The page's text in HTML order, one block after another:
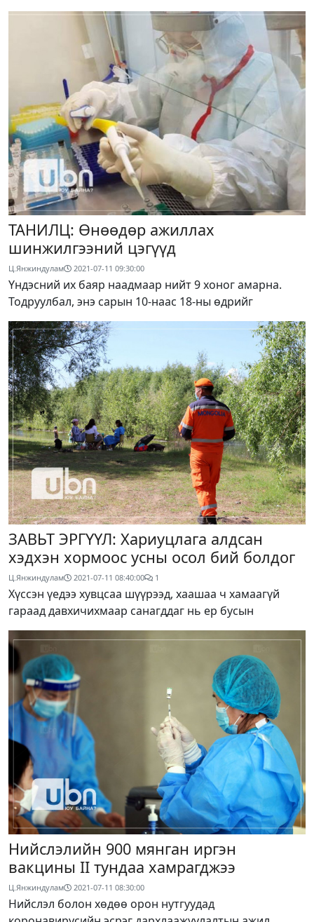
ТАНИЛЦ: Өнөөдөр ажиллах
шинжилгээний цэгүүд
Ц.Янжиндулам 2021-07-11 09:30:00
Үндэсний их баяр наадмаар нийт 9 хоног амарна.
Тодруулбал, энэ сарын 10-наас 18-ны өдрийг
ЗАВЬТ ЭРГҮҮЛ: Хариуцлага алдсан
хэдхэн хормоос усны осол бий болдог
Ц.Янжиндулам 2021-07-11 08:40:00 1
Хүссэн үедээ хувцсаа шүүрээд, хаашаа ч хамаагүй
гараад давхичихмаар санагддаг нь ер бусын
Нийслэлийн 900 мянган иргэн
вакцины II тундаа хамрагджээ
Ц.Янжиндулам 2021-07-11 08:30:00
Нийслэл болон хөдөө орон нутгуудад